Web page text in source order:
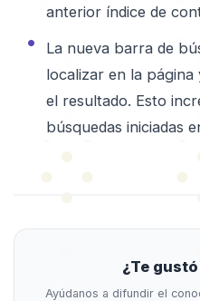
anterior índice de
La nueva barra de
localizar en la
el resultado. Esto
búsquedas iniciadas
¿Te
Ayúdanos a difundir el